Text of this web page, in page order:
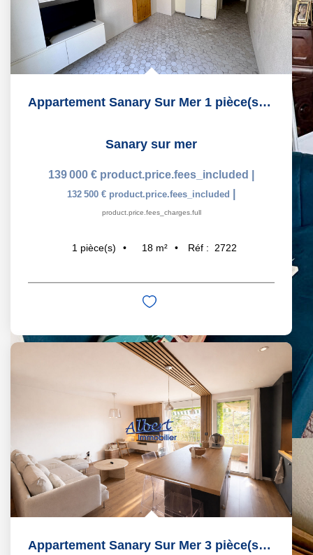
Appartement Sanary Sur Mer 1 pièce(s) 17.97 m2
Sanary sur mer
139 000 € product.price.fees_included
132 500 € product.price.fees_included
product.price.fees_charges.full
1 pièce(s) 18 m² Réf : 2722
Appartement Sanary Sur Mer 3 pièce(s) 61 m2